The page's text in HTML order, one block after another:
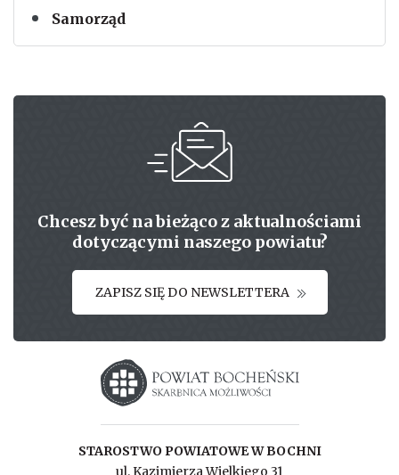
Samorząd
Chcesz być na bieżąco z aktualnościami
dotyczącymi naszego powiatu?
ZAPISZ SIĘ DO NEWSLETTERA
Starostwo powiatowe w Bochni
STAROSTWO POWIATOWE W BOCHNI
ul. Kazimierza Wielkiego 31